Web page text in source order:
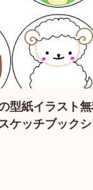
型紙イラスト
ケッチブック